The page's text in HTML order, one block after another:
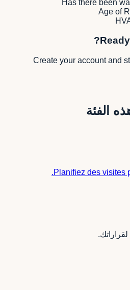
Has there been
Age of
Create your account and
الفئة
Planifiez des visites